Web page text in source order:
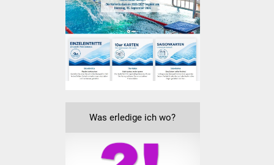
Pflegeheim
Familien
Familientreff
Schülerferienprogramm
Migration und Integration
Was erledige ich wo?